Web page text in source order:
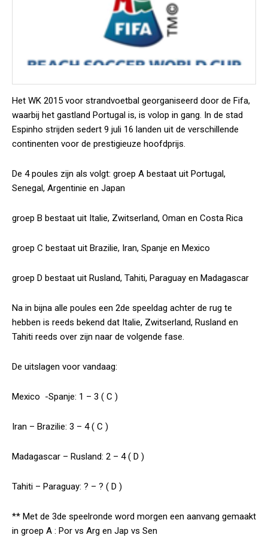
Het WK 2015 voor strandvoetbal georganiseerd door de Fifa,
waarbij het gastland Portugal is, is volop in gang. In de stad
Espinho strijden sedert 9 juli 16 landen uit de verschillende
continenten voor de prestigieuze hoofdprijs.
De 4 poules zijn als volgt: groep A bestaat uit Portugal,
Senegal, Argentinie en Japan
groep B bestaat uit Italie, Zwitserland, Oman en Costa Rica
groep C bestaat uit Brazilie, Iran, Spanje en Mexico
groep D bestaat uit Rusland, Tahiti, Paraguay en Madagascar
Na in bijna alle poules een 2de speeldag achter de rug te
hebben is reeds bekend dat Italie, Zwitserland, Rusland en
Tahiti reeds over zijn naar de volgende fase.
De uitslagen voor vandaag:
Mexico -Spanje: 1 – 3 ( C )
Iran – Brazilie: 3 – 4 ( C )
Madagascar – Rusland: 2 – 4 ( D )
Tahiti – Paraguay: ? – ? ( D )
** Met de 3de speelronde word morgen een aanvang gemaakt
in groep A : Por vs Arg en Jap vs Sen